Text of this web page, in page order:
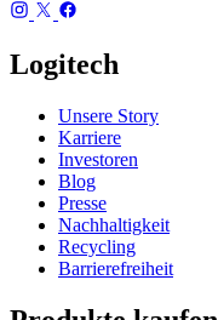
Logitech
Unsere Story
Karriere
Investoren
Blog
Presse
Nachhaltigkeit
Recycling
Barrierefreiheit